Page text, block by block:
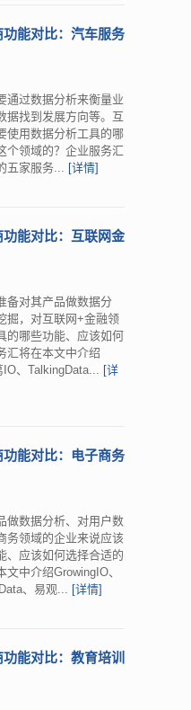
能对比：汽车服务
通过数据分析来衡量业
据找到发展方向等。互
使用数据分析工具的哪
个领域的？企业服务汇
五家服务... [详情]
能对比：互联网金
备对其产品做数据分
掘，对互联网+金融领
的哪些功能、应该如何
汇将在本文中介绍
、TalkingData... [详
能对比：电子商务
做数据分析、对用户数
务领域的企业来说应该
、应该如何选择合适的
中介绍GrowingIO、
、易观... [详情]
能对比：教育培训